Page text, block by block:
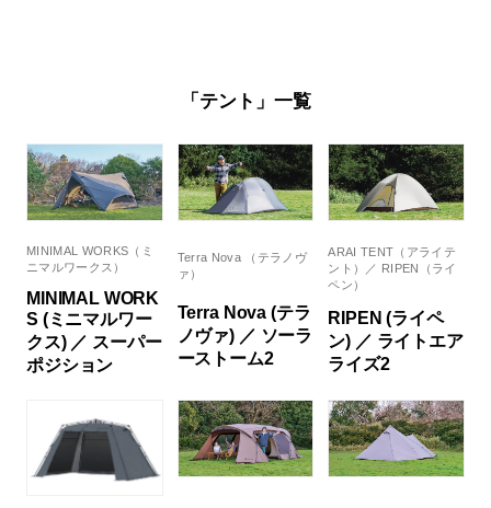
「テント」一覧
MINIMAL WORKS（ミ
ニマルワークス）
MINIMAL WORK
S (ミニマルワー
クス) ／ スーパー
ポジション
Terra Nova （テラノヴ
ァ）
Terra Nova (テラ
ノヴァ) ／ ソーラ
ーストーム2
ARAI TENT（アライテ
ント）／ RIPEN（ライ
ペン）
RIPEN (ライペ
ン) ／ ライトエア
ライズ2